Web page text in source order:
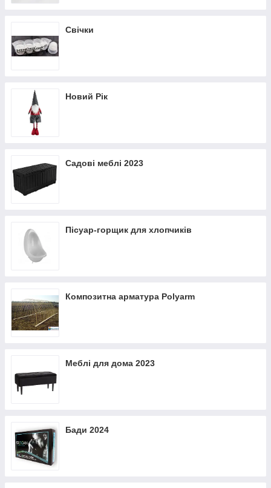
Свічки
Новий Рік
Садові меблі 2023
Пісуар-горщик для хлопчиків
Композитна арматура Polyarm
Меблі для дома 2023
Бади 2024